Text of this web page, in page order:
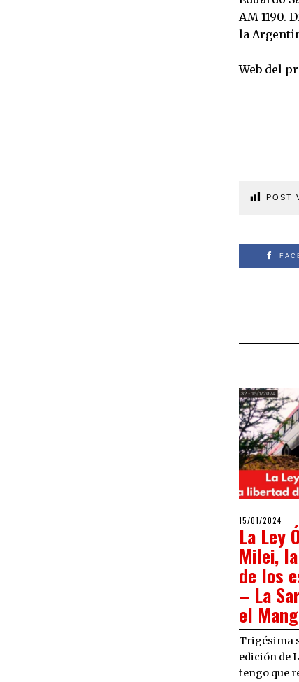
AM 1190.
la
Web del
POST
POSTED
ON
15/01/2024
La Ley
Milei,
de los
– La
el
Trigésima
edición de
tengo que